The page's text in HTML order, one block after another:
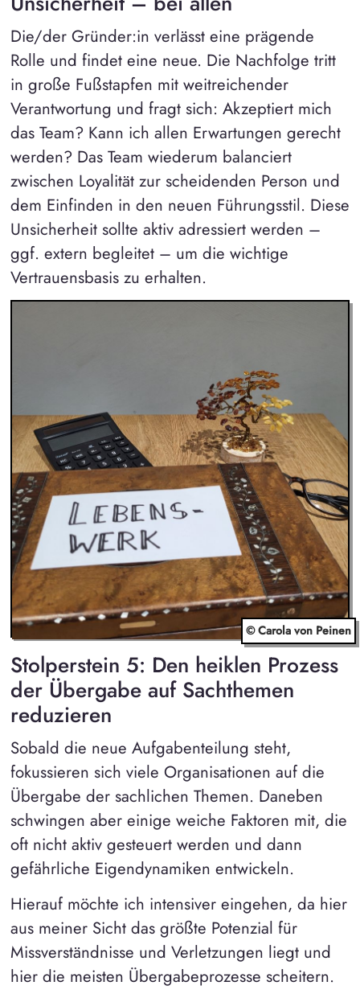
Die/der Gründer:in verlässt eine prägende
Rolle und findet eine neue. Die Nachfolge tritt
in große Fußstapfen mit weitreichender
Verantwortung und fragt sich: Akzeptiert mich
das Team? Kann ich allen Erwartungen gerecht
werden? Das Team wiederum balanciert
zwischen Loyalität zur scheidenden Person und
dem Einfinden in den neuen Führungsstil. Diese
Unsicherheit sollte aktiv adressiert werden –
ggf. extern begleitet – um die wichtige
Vertrauensbasis zu erhalten.
© Carola von Peinen
Stolperstein 5: Den heiklen Prozess
der Übergabe auf Sachthemen
reduzieren
Sobald die neue Aufgabenteilung steht,
fokussieren sich viele Organisationen auf die
Übergabe der sachlichen Themen. Daneben
schwingen aber einige weiche Faktoren mit, die
oft nicht aktiv gesteuert werden und dann
gefährliche Eigendynamiken entwickeln.
Hierauf möchte ich intensiver eingehen, da hier
aus meiner Sicht das größte Potenzial für
Missverständnisse und Verletzungen liegt und
hier die meisten Übergabeprozesse scheitern.